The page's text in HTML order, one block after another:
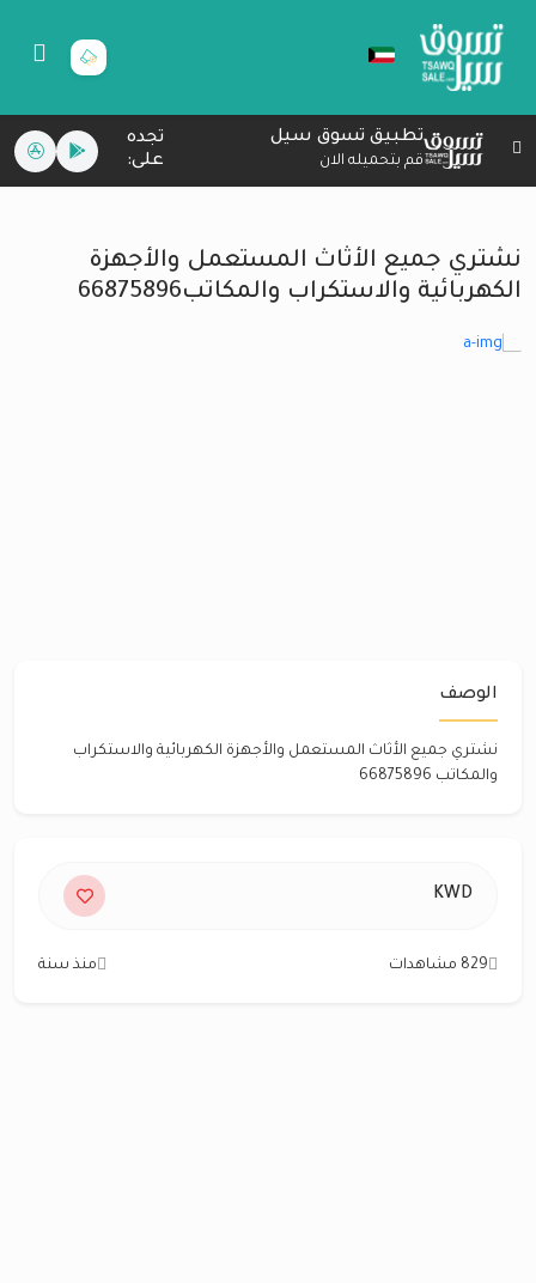
تطبيق تسوق سيل
قم بتحميله الان
تجده
على:
‏نشتري جميع الأثاث المستعمل ‏والأجهزة
الكهربائية والاستكراب ‏والمكاتب66875896
الوصف
‏نشتري جميع الأثاث المستعمل ‏والأجهزة الكهربائية والاستكراب
‏والمكاتب 66875896
KWD
829 مشاهدات منذ سنة